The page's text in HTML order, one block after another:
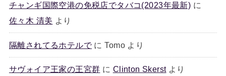
チャンギ国際空港の免税店でタバコ(2023年最新) に
佐々木 清美 より
隔離されてるホテルでにTomoより
サヴォイア王家の王宮群 に Clinton Skerstより